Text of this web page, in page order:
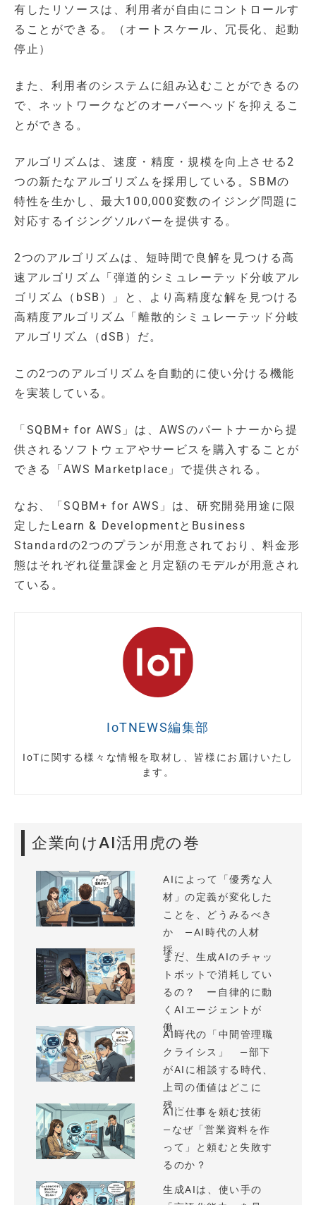
有したリソースは、利用者が自由にコントロールす
ることができる。（オートスケール、冗長化、起動
停止）
また、利用者のシステムに組み込むことができるの
で、ネットワークなどのオーバーヘッドを抑えるこ
とができる。
アルゴリズムは、速度・精度・規模を向上させる2
つの新たなアルゴリズムを採用している。SBMの
特性を生かし、最大100,000変数のイジング問題に
対応するイジングソルバーを提供する。
2つのアルゴリズムは、短時間で良解を見つける高
速アルゴリズム「弾道的シミュレーテッド分岐アル
ゴリズム（bSB）」と、より高精度な解を見つける
高精度アルゴリズム「離散的シミュレーテッド分岐
アルゴリズム（dSB）だ。
この2つのアルゴリズムを自動的に使い分ける機能
を実装している。
「SQBM+ for AWS」は、AWSのパートナーから提
供されるソフトウェアやサービスを購入することが
できる「AWS Marketplace」で提供される。
なお、「SQBM+ for AWS」は、研究開発用途に限
定したLearn & DevelopmentとBusiness
Standardの2つのプランが用意されており、料金形
態はそれぞれ従量課金と月定額のモデルが用意され
ている。
IoTNEWS編集部
IoTに関する様々な情報を取材し、皆様にお届けいたし
ます。
企業向けAI活用虎の巻
AIによって「優秀な人
材」の定義が変化した
ことを、どうみるべき
か —AI時代の人材
採...
まだ、生成AIのチャッ
トボットで消耗してい
るの？ ー自律的に動
くAIエージェントが
働...
AI時代の「中間管理職
クライシス」 —部下
がAIに相談する時代、
上司の価値はどこに
残...
AIに仕事を頼む技術
—なぜ「営業資料を作
って」と頼むと失敗す
るのか？
生成AIは、使い手の